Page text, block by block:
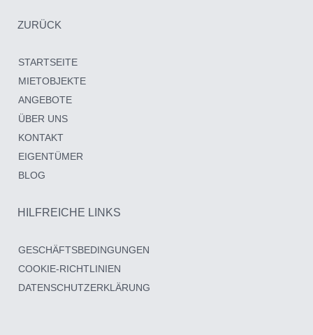
ZURÜCK
STARTSEITE
MIETOBJEKTE
ANGEBOTE
ÜBER UNS
KONTAKT
EIGENTÜMER
BLOG
HILFREICHE LINKS
GESCHÄFTSBEDINGUNGEN
COOKIE-RICHTLINIEN
DATENSCHUTZERKLÄRUNG